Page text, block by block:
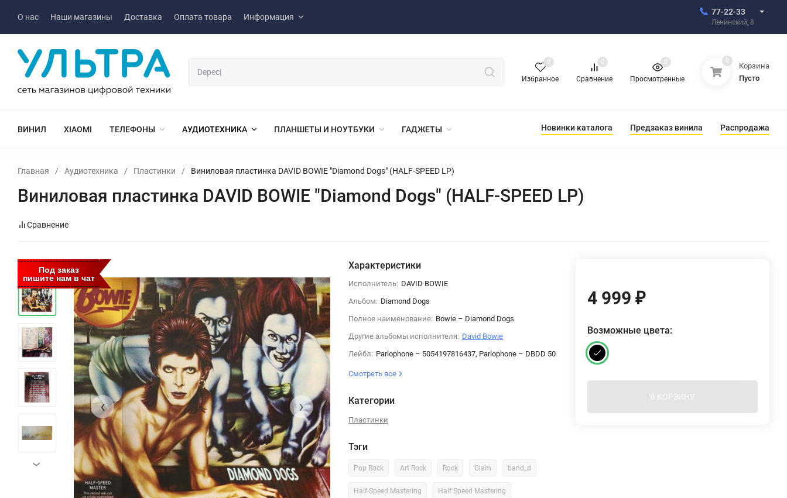
О нас Наши магазины Доставка Оплата товара Информация
77-22-33
Ленинский, 8
Избранное
0
Сравнение
0
Просмотренные
0 0
Корзина
Пусто
ВИНИЛ XIAOMI ТЕЛЕФОНЫ АУДИОТЕХНИКА ПЛАНШЕТЫ И НОУТБУКИ ГАДЖЕТЫ Новинки каталога Предзаказ винила Распродажа
Главная / Аудиотехника / Пластинки / Виниловая пластинка DAVID BOWIE "Diamond Dogs" (HALF-SPEED LP)
Виниловая пластинка DAVID BOWIE "Diamond Dogs" (HALF-SPEED LP)
Сравнение
‹ ›
›
Под заказ
пишите нам в чат
Характеристики
Исполнитель: DAVID BOWIE
Альбом: Diamond Dogs
Полное наименование: Bowie – Diamond Dogs
Другие альбомы исполнителя: David Bowie
Лейбл: Parlophone – 5054197816437, Parlophone – DBDD 50
Смотреть все
Категории
Пластинки
Тэги
Pop Rock Art Rock Rock Glam band_d
Half-Speed Mastering Half Speed Mastering
4 999₽
Возможные цвета:
В КОРЗИНУ